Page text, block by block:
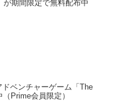
期間限定で無料配布中
ドベンチャーゲーム「The
Prime会員限定）